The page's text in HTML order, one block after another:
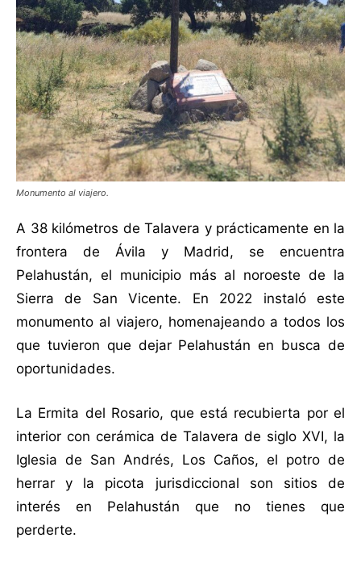
Monumento al viajero.
A 38 kilómetros de Talavera y prácticamente en la
frontera de Ávila y Madrid, se encuentra
Pelahustán, el municipio más al noroeste de la
Sierra de San Vicente. En 2022 instaló este
monumento al viajero, homenajeando a todos los
que tuvieron que dejar Pelahustán en busca de
oportunidades.
La Ermita del Rosario, que está recubierta por el
interior con cerámica de Talavera de siglo XVI, la
Iglesia de San Andrés, Los Caños, el potro de
herrar y la picota jurisdiccional son sitios de
interés en Pelahustán que no tienes que
perderte.